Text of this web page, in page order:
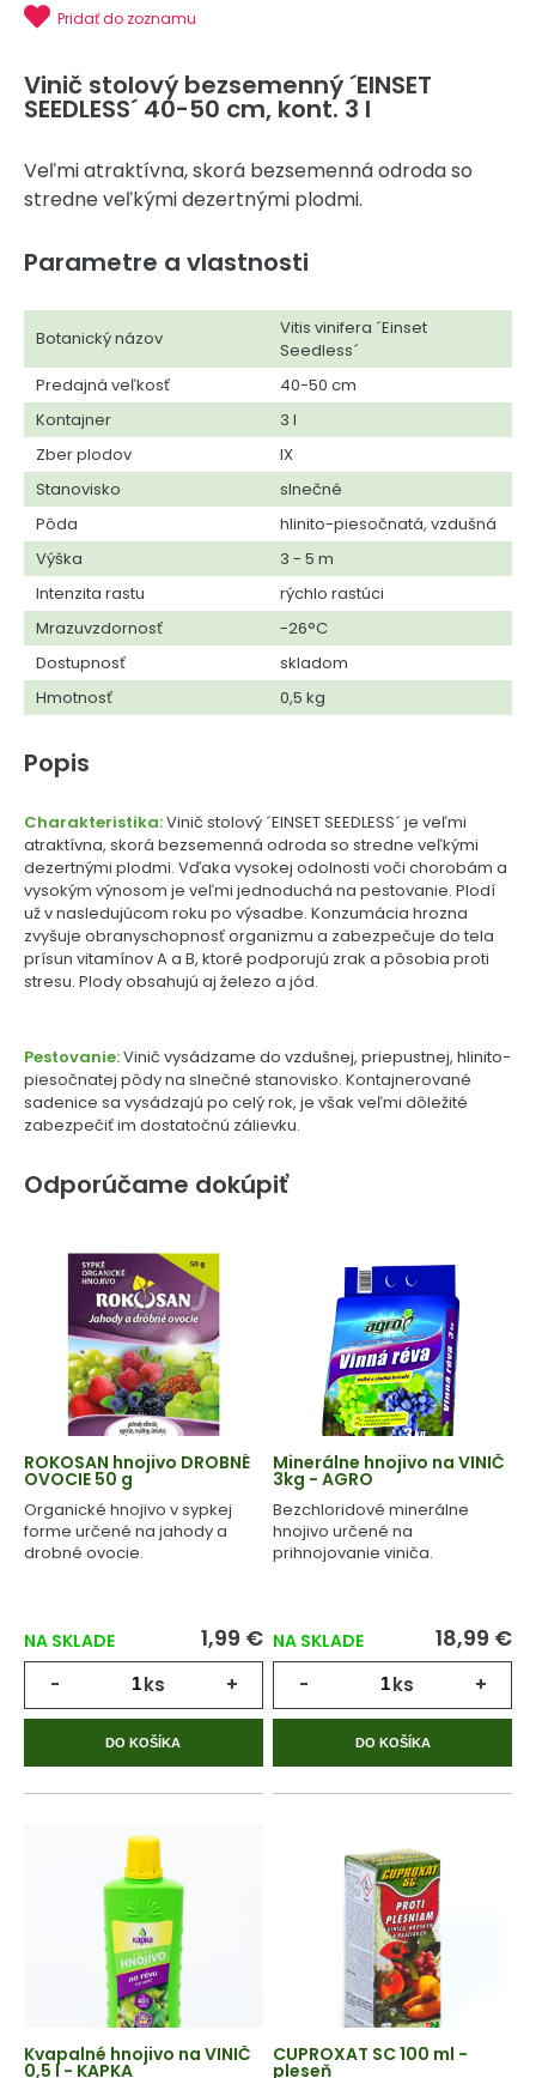
Pridať do zoznamu
Vinič stolový bezsemenný ´EINSET
SEEDLESS´ 40-50 cm, kont. 3 l
Veľmi atraktívna, skorá bezsemenná odroda so
stredne veľkými dezertnými plodmi.
Parametre a vlastnosti
Botanický názov
Vitis vinifera ´Einset
Seedless´
Predajná veľkosť
40-50 cm
Kontajner
3 l
Zber plodov
IX
Stanovisko
slnečné
Pôda
hlinito-piesočnatá, vzdušná
Výška
3 - 5 m
Intenzita rastu
rýchlo rastúci
Mrazuvzdornosť
-26°C
Dostupnosť
skladom
Hmotnosť
0,5 kg
Popis
Charakteristika:Vinič stolový ´EINSET SEEDLESS´ je veľmi
atraktívna, skorá bezsemenná odroda so stredne veľkými
dezertnými plodmi. Vďaka vysokej odolnosti voči chorobám a
vysokým výnosom je veľmi jednoduchá na pestovanie. Plodí
už v nasledujúcom roku po výsadbe. Konzumácia hrozna
zvyšuje obranyschopnosť organizmu a zabezpečuje do tela
prísun vitamínov A a B, ktoré podporujú zrak a pôsobia proti
stresu. Plody obsahujú aj železo a jód.
Pestovanie:Vinič vysádzame do vzdušnej, priepustnej, hlinito-
piesočnatej pôdy na slnečné stanovisko. Kontajnerované
sadenice sa vysádzajú po celý rok, je však veľmi dôležité
zabezpečiť im dostatočnú zálievku.
Odporúčame dokúpiť
ROKOSAN hnojivo DROBNÉ
OVOCIE 50 g
Organické hnojivo v sypkej
forme určené na jahody a
drobné ovocie.
NA SKLADE 1,99 €
- ks +
DO KOŠÍKA
Minerálne hnojivo na VINIČ
3kg - AGRO
Bezchloridové minerálne
hnojivo určené na
prihnojovanie viniča.
NA SKLADE 18,99 €
- ks +
DO KOŠÍKA
Kvapalné hnojivo na VINIČ
0,5 l - KAPKA
CUPROXAT SC 100 ml -
pleseň